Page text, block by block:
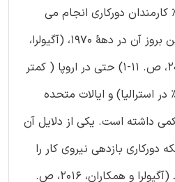
کردند که کمتر از 5% کارمندان دورکاری انجام می
دهند. دورکاری از زمان اولین بروز آن در دهۀ 1970، (آگیولرا،
لتیاس، رالت و پرولاک، 2016، ص. 11-1) حتی در اروپا ( کمتر
از 6% در فرانسه و حدود 6% در استرالیا) و ایالات متحده
کمی داشته است. یکی از دلایل آن
دورکاری بازدهی نیروی کار را
افزایش می دهد، مشکوکند (آگیولرا و همکاران، 2016، ص.